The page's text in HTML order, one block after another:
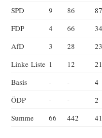
SPD
9 86 87
FDP
4 66 34
AfD
3 28 23
Lin­ke Liste 1 12 21
Basis
- - 4
ÖDP
- - 2
Sum­me
66 442